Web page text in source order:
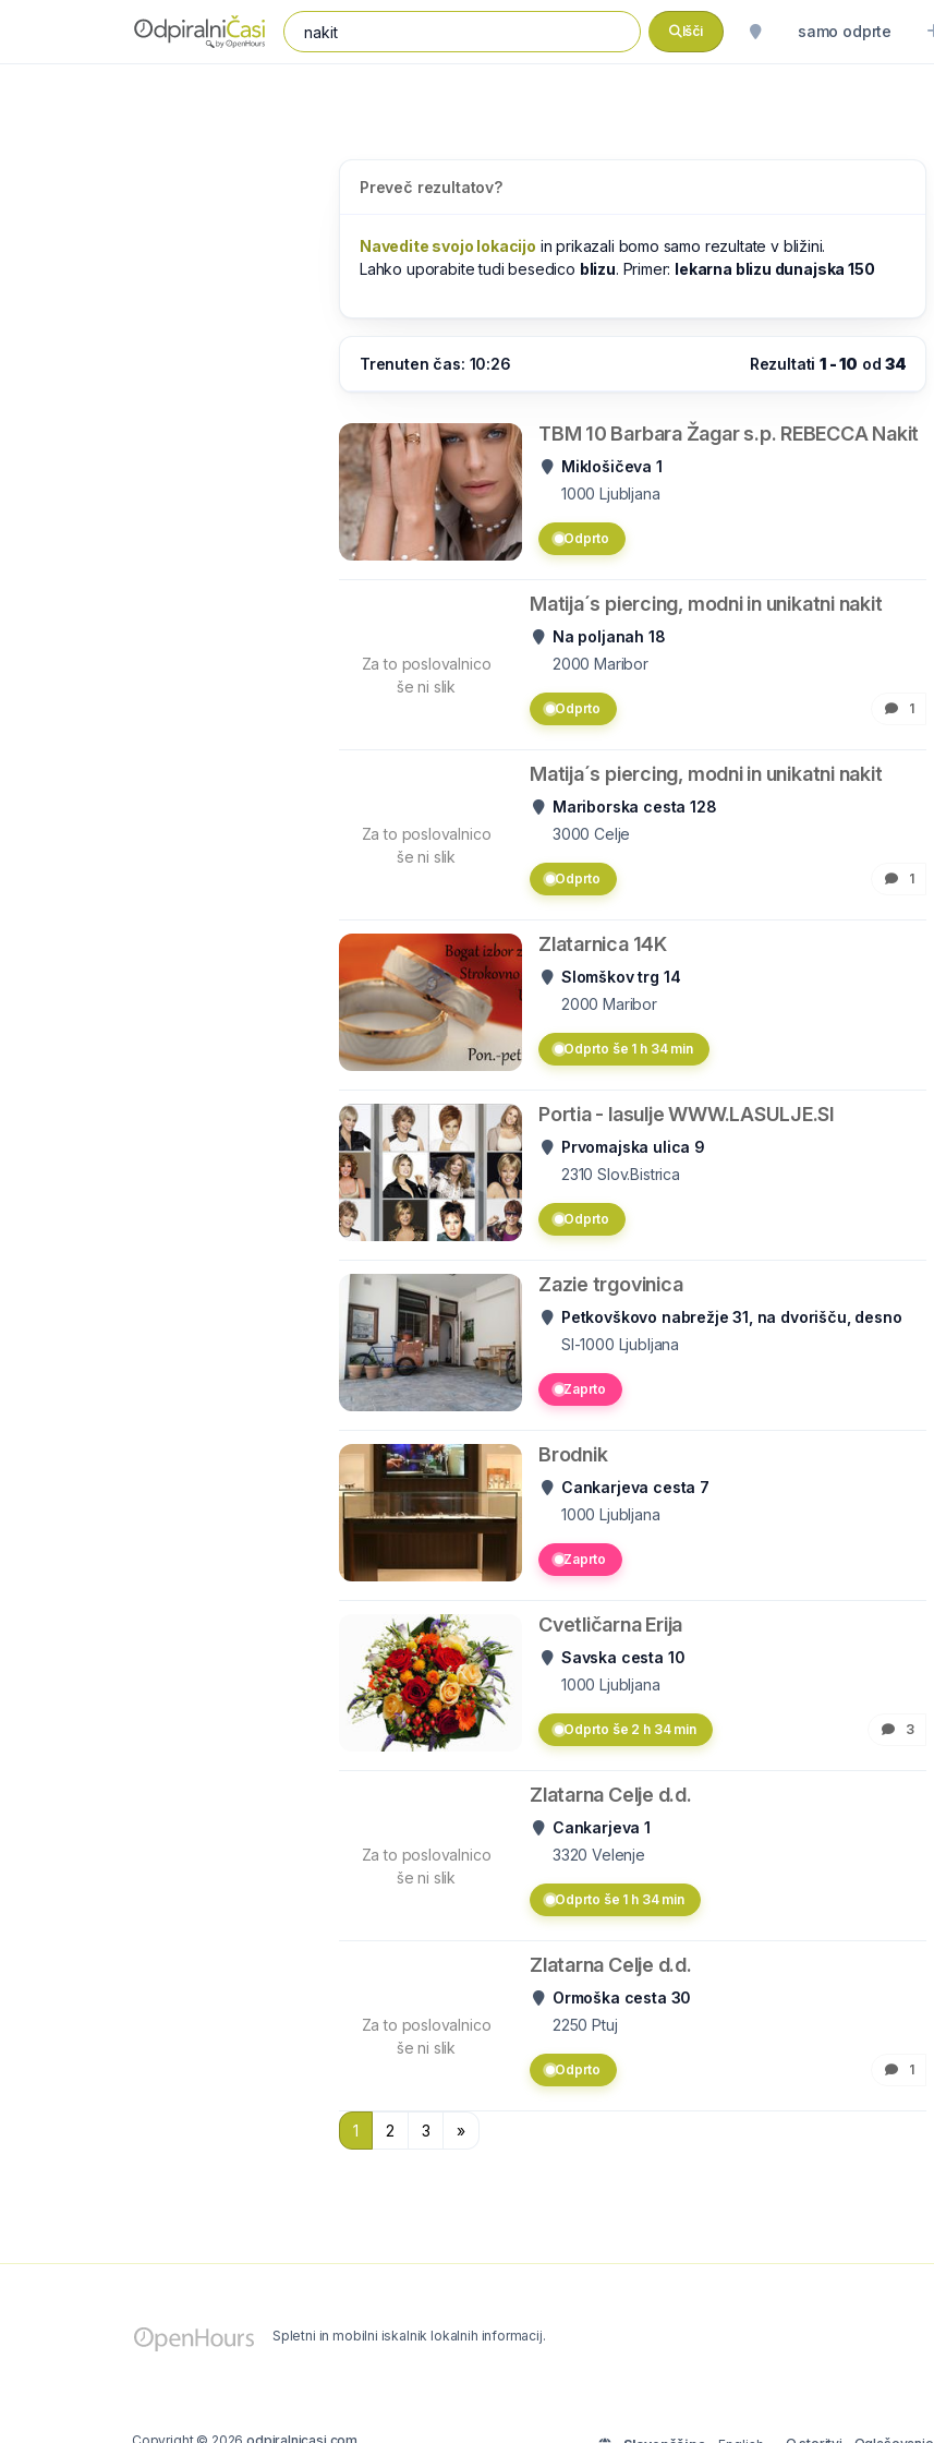
Išči samo odprte
Preveč rezultatov?
Navedite svojo lokacijo in prikazali bomo samo rezultate v bližini.
Lahko uporabite tudi besedico blizu. Primer: lekarna blizu dunajska 150
Trenuten čas: 10:26 Rezultati1 - 10 od34
TBM 10 Barbara Žagar s.p. REBECCA Nakit
Miklošičeva 1
1000 Ljubljana
Odprto
Za to poslovalnico
še ni slik
Matija´s piercing, modni in unikatni nakit
Na poljanah 18
2000 Maribor
Odprto 1
Za to poslovalnico
še ni slik
Matija´s piercing, modni in unikatni nakit
Mariborska cesta 128
3000 Celje
Odprto 1
Zlatarnica 14K
Slomškov trg 14
2000 Maribor
Odprto še 1 h 34 min
Portia - lasulje WWW.LASULJE.SI
Prvomajska ulica 9
2310 Slov.Bistrica
Odprto
Zazie trgovinica
Petkovškovo nabrežje 31, na dvorišču, desno
SI-1000 Ljubljana
Zaprto
Brodnik
Cankarjeva cesta 7
1000 Ljubljana
Zaprto
Cvetličarna Erija
Savska cesta 10
1000 Ljubljana
Odprto še 2 h 34 min 3
Za to poslovalnico
še ni slik
Zlatarna Celje d.d.
Cankarjeva 1
3320 Velenje
Odprto še 1 h 34 min
Za to poslovalnico
še ni slik
Zlatarna Celje d.d.
Ormoška cesta 30
2250 Ptuj
Odprto 1
1 2 3 »
Spletni in mobilni iskalnik lokalnih informacij.